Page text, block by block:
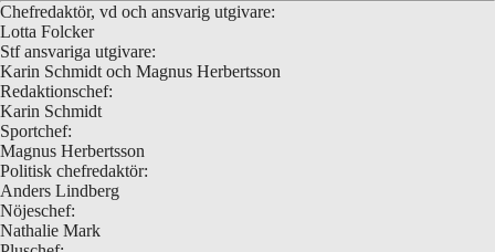
Chefredaktör, vd och ansvarig utgivare:
Lotta Folcker
Stf ansvariga utgivare:
Karin Schmidt och Magnus Herbertsson
Redaktionschef:
Karin Schmidt
Sportchef:
Magnus Herbertsson
Politisk chefredaktör:
Anders Lindberg
Nöjeschef:
Nathalie Mark